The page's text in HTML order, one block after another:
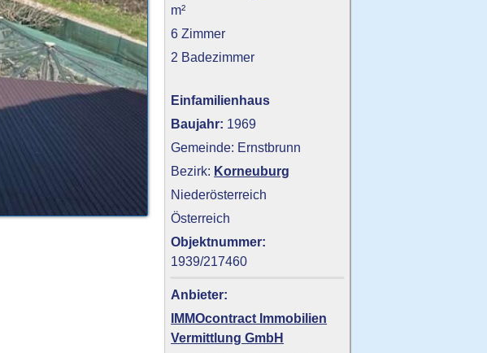
m²
6 Zimmer
2 Badezimmer
Einfamilienhaus
Baujahr: 1969
Gemeinde: Ernstbrunn
Bezirk: Korneuburg
Niederösterreich
Österreich
Objektnummer:
1939/217460
Anbieter:
IMMOcontract Immobilien
Vermittlung GmbH